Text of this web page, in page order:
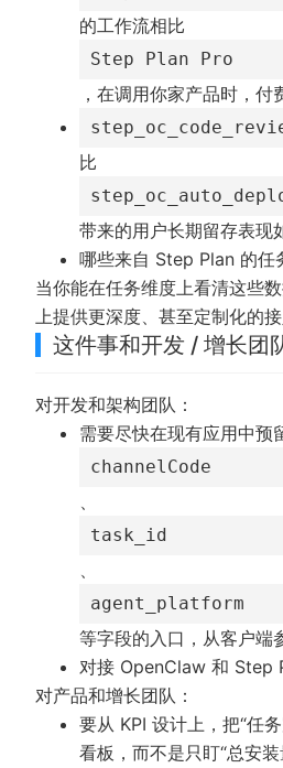
的工作流相比
Step Plan Pro
，在调用你家产品时，
比
带来的用户长期留存表现
哪些来自 Step Plan 的任
当你能在任务维度上看清这些
上提供更深度、甚至定制化的
这件事和开发 / 增长团
对开发和架构团队：
需要尽快在现有应用中预
channelCode
task_id
agent_platform
等字段的入口，从客户端
对接 OpenClaw 和 Step
对产品和增长团队：
要从 KPI 设计上，把“任
看板，而不是只盯“总安装